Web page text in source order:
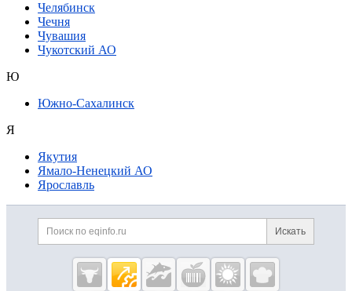
Челябинск
Чечня
Чувашия
Чукотский АО
Ю
Южно-Сахалинск
Я
Якутия
Ямало-Ненецкий АО
Ярославль
Дополнительная информация
Поиск по сайту и
Искать
Cсылки на полезные проекты